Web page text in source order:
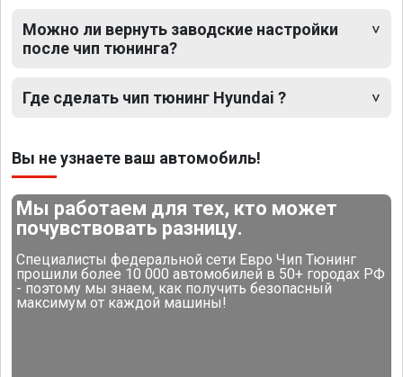
Можно ли вернуть заводские настройки
после чип тюнинга?
Где сделать чип тюнинг Hyundai ?
Вы не узнаете ваш автомобиль!
Мы работаем для тех, кто может
почувствовать разницу.
Специалисты федеральной сети Евро Чип Тюнинг
прошили более 10 000 автомобилей в 50+ городах РФ
- поэтому мы знаем, как получить безопасный
максимум от каждой машины!